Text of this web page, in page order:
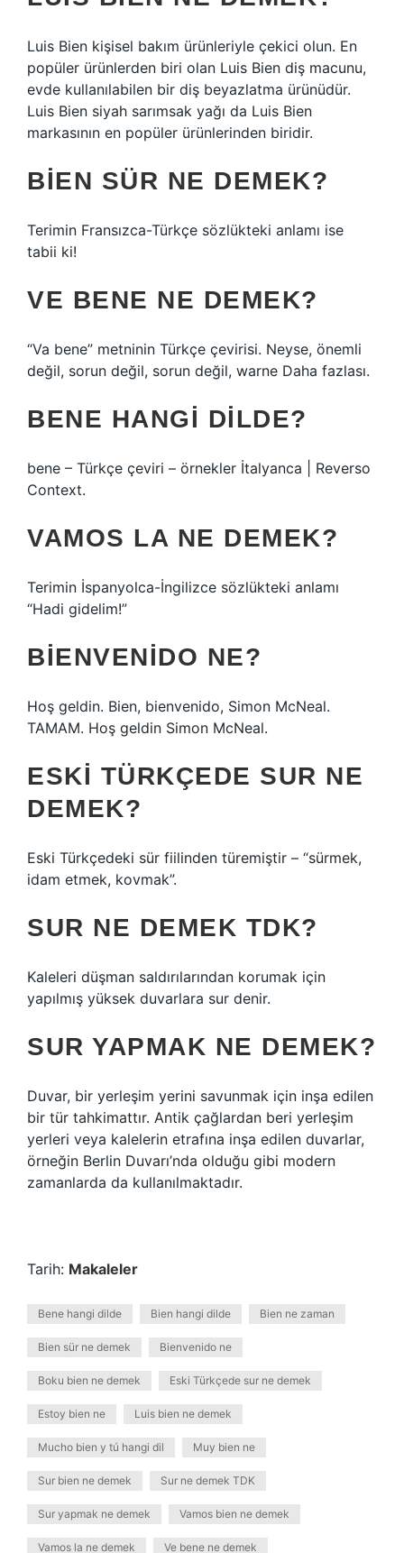
Luis Bien kişisel bakım ürünleriyle çekici olun. En
popüler ürünlerden biri olan Luis Bien diş macunu,
evde kullanılabilen bir diş beyazlatma ürünüdür.
Luis Bien siyah sarımsak yağı da Luis Bien
markasının en popüler ürünlerinden biridir.
BIEN SÜR NE DEMEK?
Terimin Fransızca-Türkçe sözlükteki anlamı ise
tabii ki!
VE BENE NE DEMEK?
“Va bene” metninin Türkçe çevirisi. Neyse, önemli
değil, sorun değil, sorun değil, warne Daha fazlası.
BENE HANGI DILDE?
bene – Türkçe çeviri – örnekler İtalyanca | Reverso
Context.
VAMOS LA NE DEMEK?
Terimin İspanyolca-İngilizce sözlükteki anlamı
“Hadi gidelim!”
BIENVENIDO NE?
Hoş geldin. Bien, bienvenido, Simon McNeal.
TAMAM. Hoş geldin Simon McNeal.
ESKI TÜRKÇEDE SUR NE
DEMEK?
Eski Türkçedeki sür fiilinden türemiştir – “sürmek,
idam etmek, kovmak”.
SUR NE DEMEK TDK?
Kaleleri düşman saldırılarından korumak için
yapılmış yüksek duvarlara sur denir.
SUR YAPMAK NE DEMEK?
Duvar, bir yerleşim yerini savunmak için inşa edilen
bir tür tahkimattır. Antik çağlardan beri yerleşim
yerleri veya kalelerin etrafına inşa edilen duvarlar,
örneğin Berlin Duvarı’nda olduğu gibi modern
zamanlarda da kullanılmaktadır.
Tarih: Makaleler
Bene hangi dilde Bien hangi dilde Bien ne zaman
Bien sür ne demek Bienvenido ne
Boku bien ne demek Eski Türkçede sur ne demek
Estoy bien ne Luis bien ne demek
Mucho bien y tú hangi dil Muy bien ne
Sur bien ne demek Sur ne demek TDK
Sur yapmak ne demek Vamos bien ne demek
Vamos la ne demek Ve bene ne demek